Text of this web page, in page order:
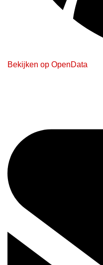
Bekijken op OpenData